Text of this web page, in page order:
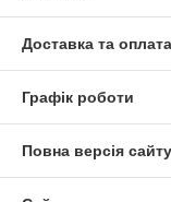
Доставка та оплата
Графік роботи
Повна версія сайту